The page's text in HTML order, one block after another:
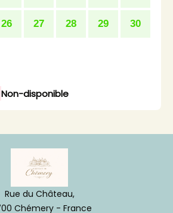
26 27 28 29 30
Non-disponible
Rue du Château,
Chémery - France